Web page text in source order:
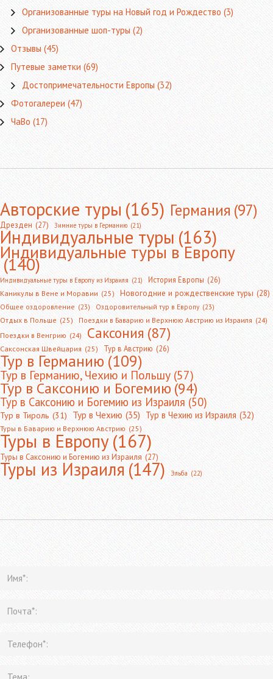
Организованные туры на Новый год и Рождество(3)
Организованные шоп-туры(2)
Отзывы(45)
Путевые заметки(69)
Достопримечательности Европы(32)
Фотогалереи(47)
ЧаВо(17)
Авторские туры(165) Германия(97)
Дрезден (27) Зимние туры в Германию (21)
Индивидуальные туры(163)
Индивидуальные туры в Европу
(140)
Индивидуальные туры в Европу из Израиля (21) История Европы (26)
Каникулы в Вене и Моравии (25) Новогодние и рождественские туры (28)
Общее оздоровление (23) Оздоровительный тур в Европу (23)
Отдых в Польше (25) Поездки в Баварию и Верхнюю Австрию из Израиля (24)
Поездки в Венгрию (24) Саксония (87)
Саксонская Швейцария (25) Тур в Австрию (26)
Тур в Германию(109)
Тур в Германию, Чехию и Польшу (57)
Тур в Саксонию и Богемию(94)
Тур в Саксонию и Богемию из Израиля (50)
Тур в Тироль (31) Тур в Чехию (35) Тур в Чехию из Израиля (32)
Туры в Баварию и Верхнюю Австрию (25)
Туры в Европу(167)
Туры в Саксонию и Богемию из Израиля (27)
Туры из Израиля(147) Эльба (22)